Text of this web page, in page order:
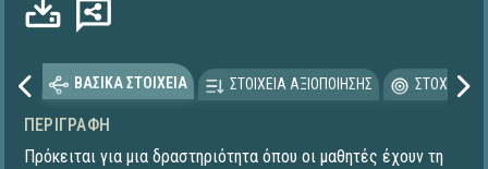
ΒΑΣΙΚΑ ΣΤΟΙΧΕΙΑ ΣΤΟΙΧΕΙΑ ΑΞΙΟΠΟΙΗΣΗΣ
ΠΕΡΙΓΡΑΦΉ
Πρόκειται για μια δραστηριότητα όπου οι μαθητές έχουν τη